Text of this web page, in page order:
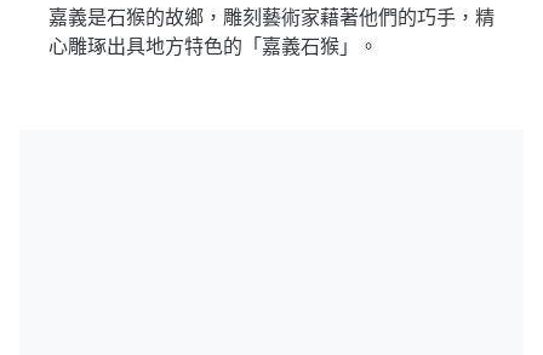
嘉義是石猴的故鄉，雕刻藝術家藉著他們的巧手，精
心雕琢出具地方特色的「嘉義石猴」。